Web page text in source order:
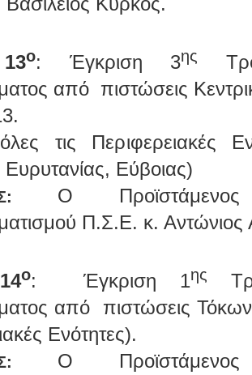
ο: Έγκριση 3ης
από πιστώσεις
τις Περιφερειακές
Εύβοιας)
Ο
Π.Σ.Ε. κ.
ο: Έγκριση 1ης
από
πιστώσεις
Ενότητες).
Ο